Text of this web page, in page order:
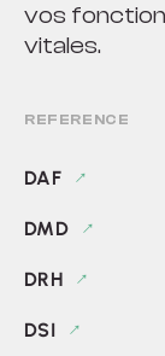
vos
vitales.
REFERENCE
DAF
DMD
DRH
DSI